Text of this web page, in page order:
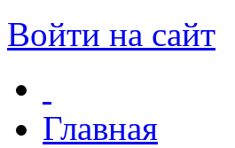
Войти на сайт
Главная